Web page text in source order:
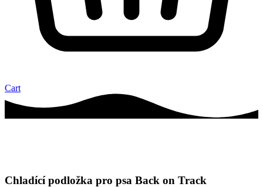
Cart
Chladící podložka pro psa Back on Track